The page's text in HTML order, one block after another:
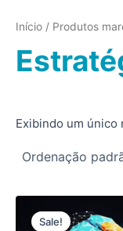
para
conteúdo
Início / Produtos
Exibindo um único
Sale!
preço
original